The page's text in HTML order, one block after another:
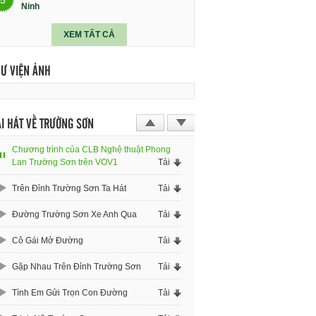
Ninh
XEM TẤT CẢ
VIỆN ẢNH
HÁT VỀ TRƯỜNG SƠN
Chương trình của CLB Nghệ thuật Phong
Lan Trường Sơn trên VOV1
Tải
Trên Đỉnh Trường Sơn Ta Hát Tải
Đường Trường Sơn Xe Anh Qua Tải
Cô Gái Mở Đường Tải
Gặp Nhau Trên Đỉnh Trường Sơn Tải
Tình Em Gửi Trọn Con Đường Tải